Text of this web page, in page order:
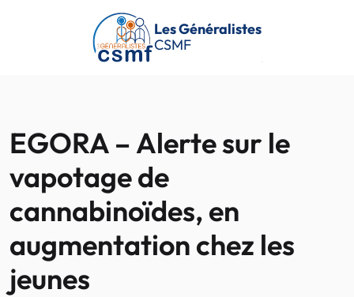
Passer au contenu principal
Les Généralistes
CSMF
EGORA – Alerte sur le
vapotage de
cannabinoïdes, en
augmentation chez les
jeunes